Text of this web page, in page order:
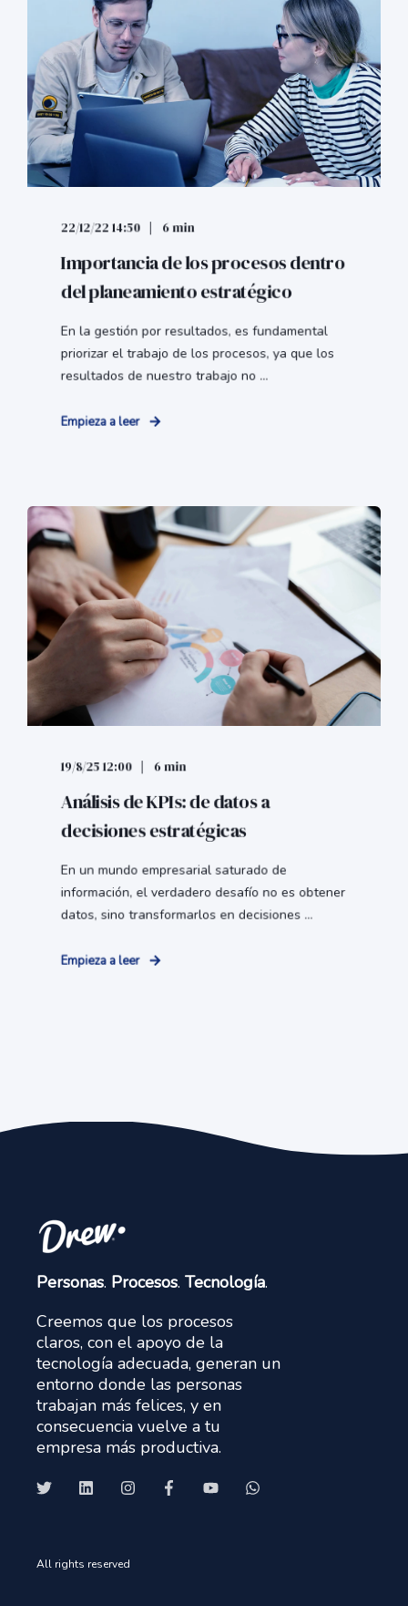
22/12/22 14:50 6 min
Importancia de los procesos dentro
del planeamiento estratégico
En la gestión por resultados, es fundamental
priorizar el trabajo de los procesos, ya que los
resultados de nuestro trabajo no ...
Empieza a leer
19/8/25 12:00 6 min
Análisis de KPIs: de datos a
decisiones estratégicas
En un mundo empresarial saturado de
información, el verdadero desafío no es obtener
datos, sino transformarlos en decisiones ...
Empieza a leer
Personas. Procesos. Tecnología.
Creemos que los procesos
claros, con el apoyo de la
tecnología adecuada, generan un
entorno donde las personas
trabajan más felices, y en
consecuencia vuelve a tu
empresa más productiva.
All rights reserved